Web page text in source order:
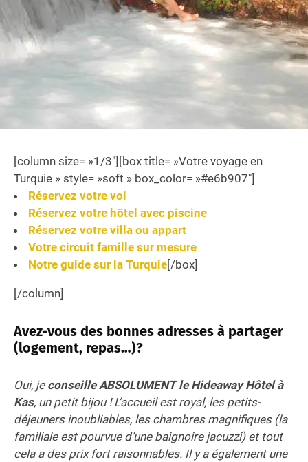
[column size= »1/3″][box title= »Votre voyage en
Turquie » style= »soft » box_color= »#e6b907″]
Réservez votre vol
Réservez votre hôtel avec piscine
Réservez votre villa ou appart
Votre circuit famille sur mesure
Notre guide sur la Turquie[/box]
[/column]
Avez-vous des bonnes adresses à partager
(logement, repas…)?
Oui, jeconseille ABSOLUMENT le Hideaway Hôtel à
Kas, un petit bijou ! L’accueil est royal, les petits-
déjeuners inoubliables, les chambres magnifiques (la
familiale est pourvue d’une baignoire jacuzzi) et tout
cela a des prix fort raisonnables. Il y a également une